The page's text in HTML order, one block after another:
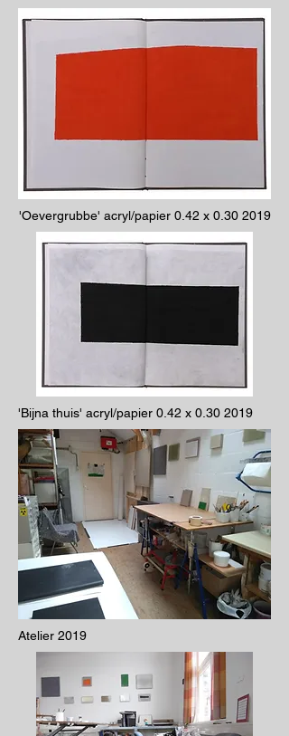
'Oevergrubbe' acryl/papier 0.42 x 0.30 2019
'Bijna thuis' acryl/papier 0.42 x 0.30 2019
Atelier 2019